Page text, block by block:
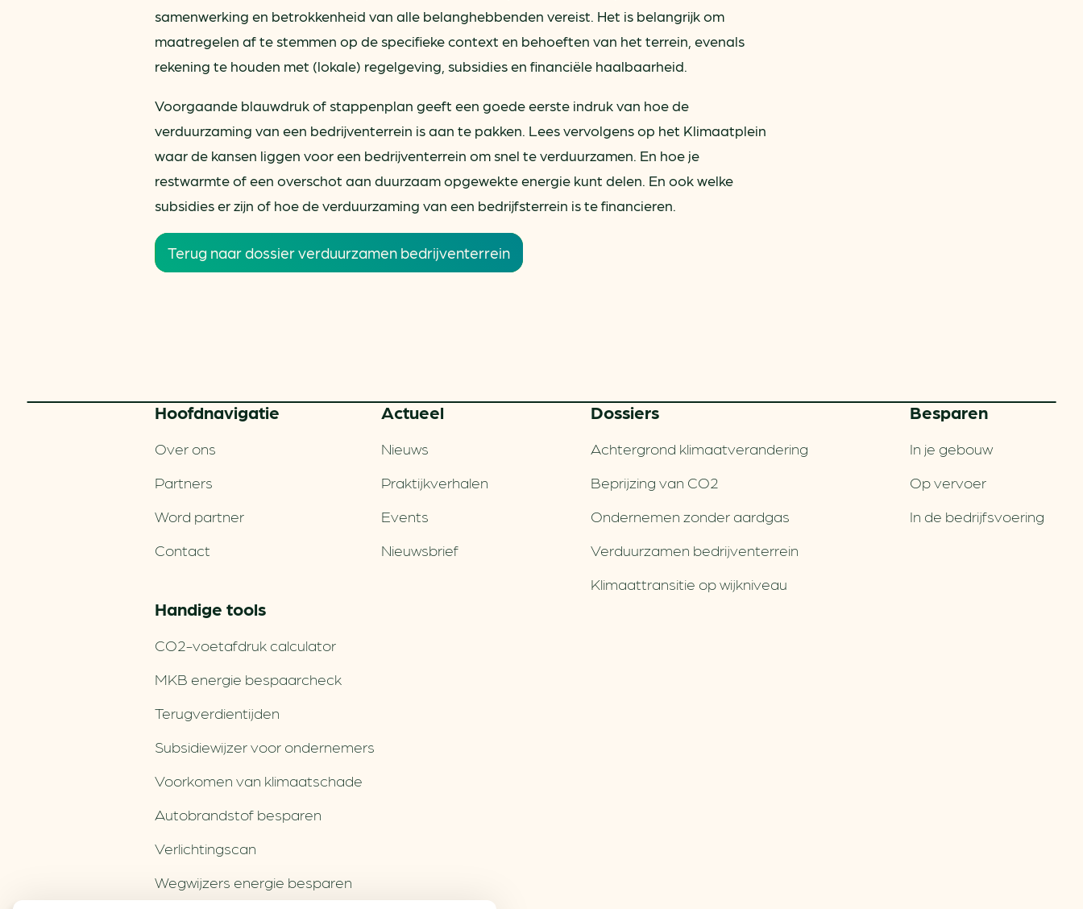
samenwerking en betrokkenheid van alle belanghebbenden vereist. Het is belangrijk om
maatregelen af te stemmen op de specifieke context en behoeften van het terrein, evenals
rekening te houden met (lokale) regelgeving, subsidies en financiële haalbaarheid.
Voorgaande blauwdruk of stappenplan geeft een goede eerste indruk van hoe de
verduurzaming van een bedrijventerrein is aan te pakken. Lees vervolgens op het Klimaatplein
waar de kansen liggen voor een bedrijventerrein om snel te verduurzamen. En hoe je
restwarmte of een overschot aan duurzaam opgewekte energie kunt delen. En ook welke
subsidies er zijn of hoe de verduurzaming van een bedrijfsterrein is te financieren.
Terug naar dossier verduurzamen bedrijventerrein
Hoofd­navigatie
Over ons
Partners
Word partner
Contact
Actueel
Nieuws
Praktijkverhalen
Events
Nieuwsbrief
Dossiers
Achtergrond klimaatverandering
Beprijzing van CO2
Ondernemen zonder aardgas
Verduurzamen bedrijventerrein
Klimaattransitie op wijkniveau
Besparen
In je gebouw
Op vervoer
In de bedrijfsvoering
Handige tools
CO2-voetafdruk calculator
MKB energie bespaarcheck
Terugverdien­tijden
Subsidiewijzer voor ondernemers
Voorkomen van klimaatschade
Autobrandstof besparen
Verlichtingscan
Wegwijzers energie besparen